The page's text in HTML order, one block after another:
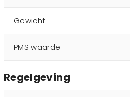
Gewicht
PMS waarde
Regelgeving